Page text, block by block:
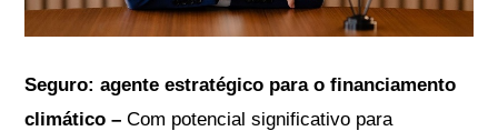
Seguro: agente estratégico para o financiamento
climático –Com potencial significativo para